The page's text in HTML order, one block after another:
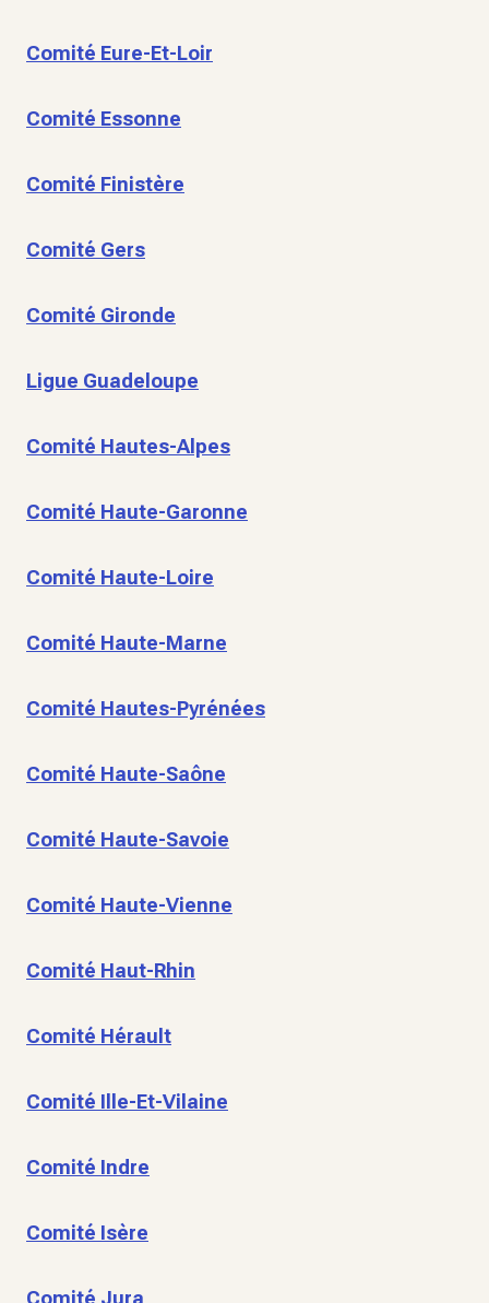
Comité Eure-Et-Loir
Comité Essonne
Comité Finistère
Comité Gers
Comité Gironde
Ligue Guadeloupe
Comité Hautes-Alpes
Comité Haute-Garonne
Comité Haute-Loire
Comité Haute-Marne
Comité Hautes-Pyrénées
Comité Haute-Saône
Comité Haute-Savoie
Comité Haute-Vienne
Comité Haut-Rhin
Comité Hérault
Comité Ille-Et-Vilaine
Comité Indre
Comité Isère
Comité Jura